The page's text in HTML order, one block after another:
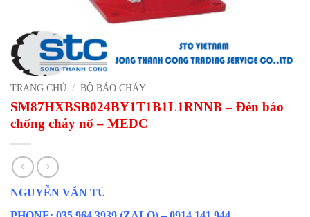
TRANG CHỦ / BỘ BÁO CHÁY
SM87HXBSB024BY1T1B1L1RNNB – Đèn báo
chống cháy nổ – MEDC
NGUYỄN VĂN TÚ